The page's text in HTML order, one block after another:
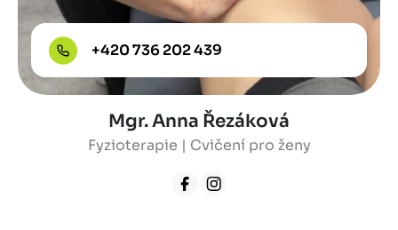
+420 736 202 439
Mgr. Anna Řezáková
Fyzioterapie | Cvičení pro ženy